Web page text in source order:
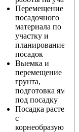
Перемещение
посадочного
материала по
участку и
планирование
посадок
Выемка и
перемещение
грунта,
подготовка ямы
под посадку
Посадка растения
с
корнеобразующим